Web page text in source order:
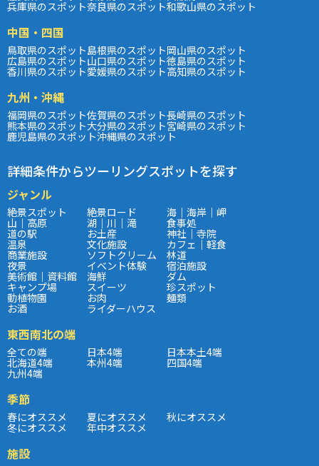
兵庫県のスポット奈良県のスポット和歌山県のスポット
中国・四国
鳥取県のスポット島根県のスポット岡山県のスポット
広島県のスポット山口県のスポット徳島県のスポット
香川県のスポット愛媛県のスポット高知県のスポット
九州・沖縄
福岡県のスポット佐賀県のスポット長崎県のスポット
熊本県のスポット大分県のスポット宮崎県のスポット
鹿児島県のスポット沖縄県のスポット
詳細条件からツーリングスポットを探す
ジャンル
絶景スポット 絶景ロード 海｜海岸｜岬
山｜高原 湖｜川｜滝 食事処
道の駅 お土産 神社｜寺院
温泉 文化施設 カフェ｜軽食
商業施設 ソフトクリーム 林道
夜景 イベント体験 宿泊施設
美術館｜資料館 海鮮 ダム
キャンプ場 スイーツ 珍スポット
動植物園 お肉 麺類
お酒 ライダーハウス
東西南北の端
全ての端 日本4端 日本本土4端
北海道4端 本州4端 四国4端
九州4端
季節
春にオススメ 夏にオススメ 秋にオススメ
冬にオススメ 年中オススメ
施設